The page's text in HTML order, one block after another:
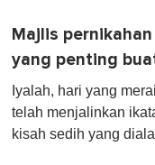
Majlis
yang penting
Iyalah, hari yang
telah menjalinkan
kisah sedih yang